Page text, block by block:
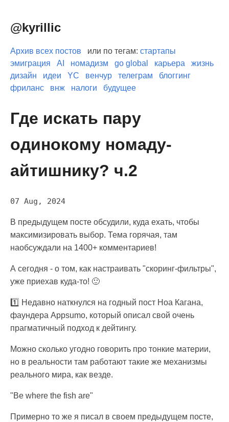
@kyrillic
Архив всех постов или по тегам: стартапы
эмиграция
AI номадизм go global карьера
жизнь
дизайн
идеи YC венчур телеграм
блоггинг
фриланс
внж налоги будущее
Где искать пару
одинокому номаду-
айтишнику? ч.2
07 Aug, 2024
В предыдущем посте обсудили, куда ехать, чтобы
максимизировать выбор. Тема горячая, там
наобсуждали на 1400+ комментариев!
А сегодня - о том, как настраивать "скоринг-фильтры",
уже приехав куда-то! 🙂
1️⃣ Недавно наткнулся на годный пост Ноа Кагана,
фаундера Appsumo, который описал свой очень
прагматичный подход к дейтингу.
Можно сколько угодно говорить про тонкие материи,
но в реальности там работают такие же механизмы
реального мира, как везде.
"Be where the fish are"
Примерно то же я писал в своем предыдущем посте,